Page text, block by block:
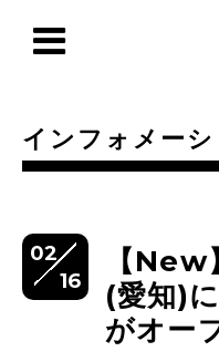
インフォメーシ
02
16
【
(愛知)
がオー